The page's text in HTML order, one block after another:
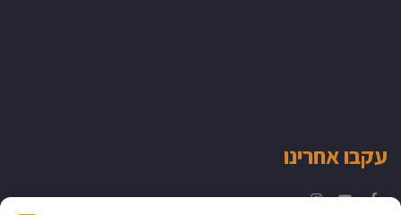
עקבו אחרינו